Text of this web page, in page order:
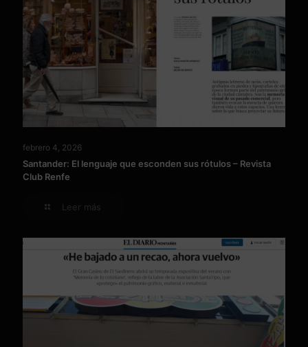
febrero 4, 2026
Santander: El lenguaje que esconden sus rótulos – Revista
Club Renfe
Leer más